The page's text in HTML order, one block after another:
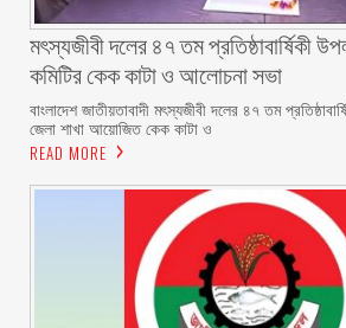
মৎস্যজীবী দলের ৪৭ তম প্রতিষ্ঠাবার্ষিকী
কমিটির কেক কাটা ও আলোচনা সভা ‎
বাংলাদেশ জাতীয়তাবাদী মৎস্যজীবী দলের ৪৭ তম
জেলা শাখা আয়োজিত কেক কাটা ও
READ MORE